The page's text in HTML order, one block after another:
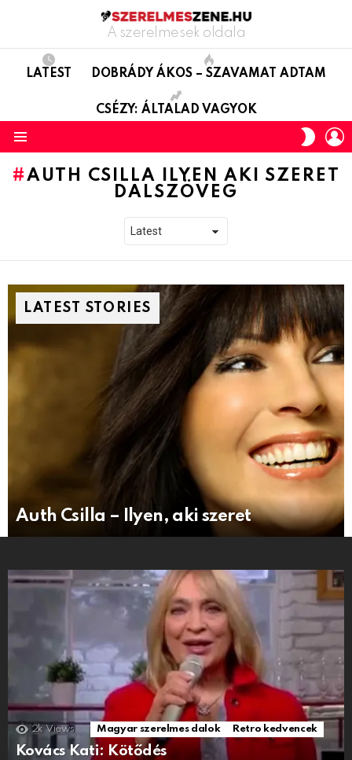
A szerelmesek oldala
LATEST DOBRÁDY ÁKOS – SZAVAMAT ADTAM
CSÉZY: ÁLTALAD VAGYOK
SKIN
AUTH CSILLA ILYEN AKI SZERET
DALSZÖVEG
LATEST STORIES
Auth Csilla – Ilyen, aki szeret
2k Views Magyar szerelmes dalok Retro kedvencek
Kovács Kati: Kötődés